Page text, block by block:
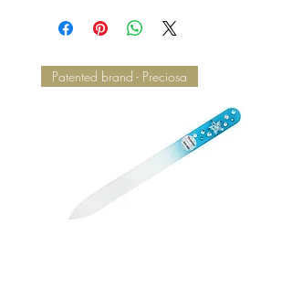
Patented brand - Preciosa